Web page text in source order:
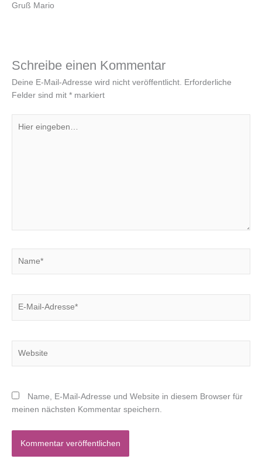
Gruß Mario
Schreibe einen Kommentar
Deine E-Mail-Adresse wird nicht veröffentlicht. Erforderliche
Felder sind mit * markiert
eingeben…
Name, E-Mail-Adresse und Website in diesem Browser für
meinen nächsten Kommentar speichern.